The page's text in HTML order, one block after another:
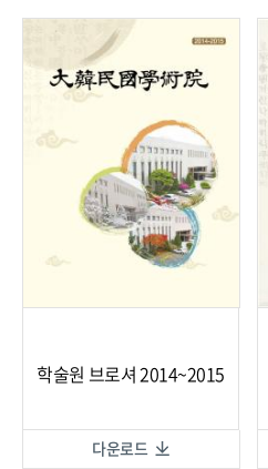
학술원 브로셔 2014~2015
다운로드